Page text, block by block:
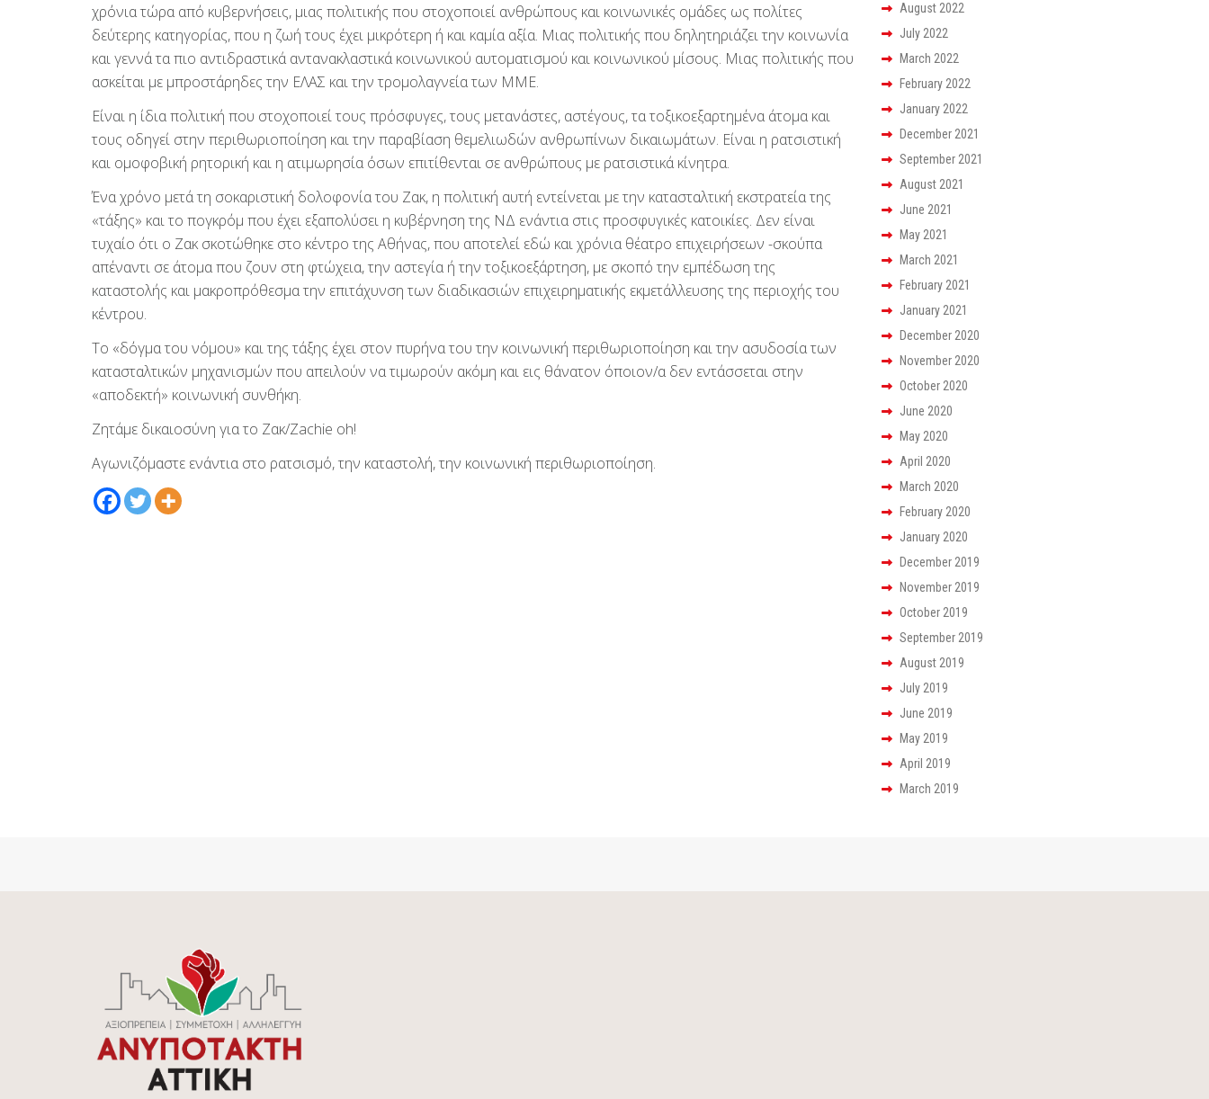
χρόνια τώρα από κυβερνήσεις, μιας πολιτικής που στοχοποιεί ανθρώπους και κοινωνικές ομάδες ως πολίτες
δεύτερης κατηγορίας, που η ζωή τους έχει μικρότερη ή και καμία αξία. Μιας πολιτικής που δηλητηριάζει την κοινωνία
και γεννά τα πιο αντιδραστικά αντανακλαστικά κοινωνικού αυτοματισμού και κοινωνικού μίσους. Μιας πολιτικής που
ασκείται με μπροστάρηδες την ΕΛΑΣ και την τρομολαγνεία των ΜΜΕ.
Είναι η ίδια πολιτική που στοχοποιεί τους πρόσφυγες, τους μετανάστες, αστέγους, τα τοξικοεξαρτημένα άτομα και
τους οδηγεί στην περιθωριοποίηση και την παραβίαση θεμελιωδών ανθρωπίνων δικαιωμάτων. Είναι η ρατσιστική
και ομοφοβική ρητορική και η ατιμωρησία όσων επιτίθενται σε ανθρώπους με ρατσιστικά κίνητρα.
Ένα χρόνο μετά τη σοκαριστική δολοφονία του Ζακ, η πολιτική αυτή εντείνεται με την κατασταλτική εκστρατεία της
«τάξης» και το πογκρόμ που έχει εξαπολύσει η κυβέρνηση της ΝΔ ενάντια στις προσφυγικές κατοικίες. Δεν είναι
τυχαίο ότι ο Ζακ σκοτώθηκε στο κέντρο της Αθήνας, που αποτελεί εδώ και χρόνια θέατρο επιχειρήσεων -σκούπα
απέναντι σε άτομα που ζουν στη φτώχεια, την αστεγία ή την τοξικοεξάρτηση, με σκοπό την εμπέδωση της
καταστολής και μακροπρόθεσμα την επιτάχυνση των διαδικασιών επιχειρηματικής εκμετάλλευσης της περιοχής του
κέντρου.
Το «δόγμα του νόμου» και της τάξης έχει στον πυρήνα του την κοινωνική περιθωριοποίηση και την ασυδοσία των
κατασταλτικών μηχανισμών που απειλούν να τιμωρούν ακόμη και εις θάνατον όποιον/α δεν εντάσσεται στην
«αποδεκτή» κοινωνική συνθήκη.
Ζητάμε δικαιοσύνη για το Ζακ/Zachie oh!
Αγωνιζόμαστε ενάντια στο ρατσισμό, την καταστολή, την κοινωνική περιθωριοποίηση.
August 2022
July 2022
March 2022
February 2022
January 2022
December 2021
September 2021
August 2021
June 2021
May 2021
March 2021
February 2021
January 2021
December 2020
November 2020
October 2020
June 2020
May 2020
April 2020
March 2020
February 2020
January 2020
December 2019
November 2019
October 2019
September 2019
August 2019
July 2019
June 2019
May 2019
April 2019
March 2019